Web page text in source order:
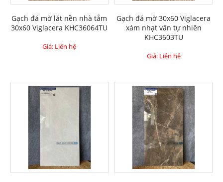
Gạch đá mờ lát nền nhà tắm
30x60 Viglacera KHC36064TU
Giá: Liên hệ
Gạch đá mờ 30x60 Viglacera
xám nhạt vân tự nhiên
KHC3603TU
Giá: Liên hệ